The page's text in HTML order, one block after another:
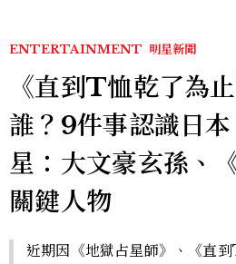
ENTERTAINMENT 明星新聞
《直到T恤乾了為
誰？9件事認識日
星：大文豪玄孫、
關鍵人物
近期因《地獄占星師》、《直